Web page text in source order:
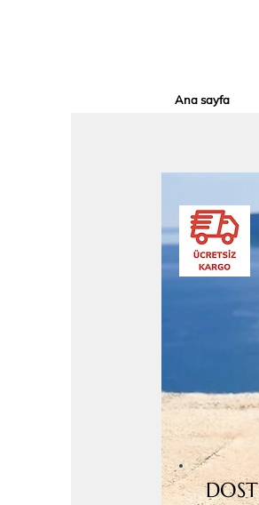
Ana sayfa